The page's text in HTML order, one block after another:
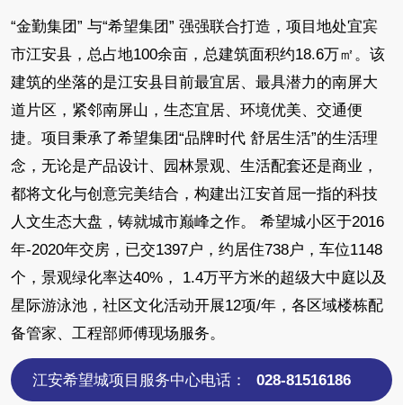
“金勤集团” 与“希望集团” 强强联合打造，项目地处宜宾
市江安县，总占地100余亩，总建筑面积约18.6万㎡。该
建筑的坐落的是江安县目前最宜居、最具潜力的南屏大
道片区，紧邻南屏山，生态宜居、环境优美、交通便
捷。项目秉承了希望集团“品牌时代 舒居生活”的生活理
念，无论是产品设计、园林景观、生活配套还是商业，
都将文化与创意完美结合，构建出江安首屈一指的科技
人文生态大盘，铸就城市巅峰之作。 希望城小区于2016
年-2020年交房，已交1397户，约居住738户，车位1148
个，景观绿化率达40%， 1.4万平方米的超级大中庭以及
星际游泳池，社区文化活动开展12项/年，各区域楼栋配
备管家、工程部师傅现场服务。
江安希望城项目服务中心电话： 028-81516186